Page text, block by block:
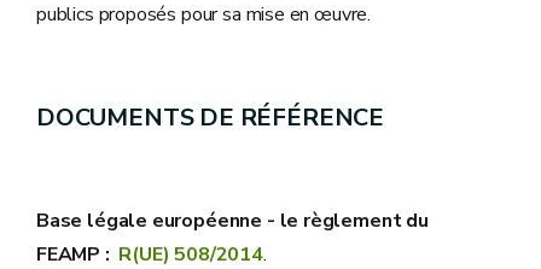
publics proposés pour sa mise en œuvre.
DOCUMENTS DE RÉFÉRENCE
Base légale européenne - le règlement du
FEAMP : R(UE) 508/2014.